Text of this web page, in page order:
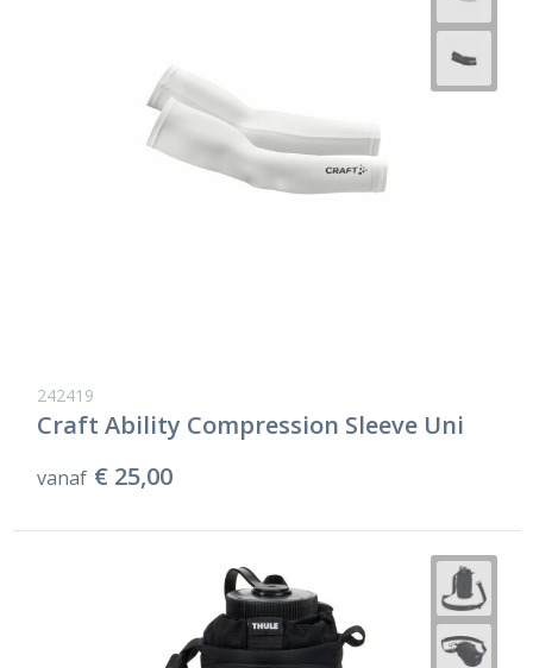
242419
Craft Ability Compression Sleeve Uni
vanaf € 25,00